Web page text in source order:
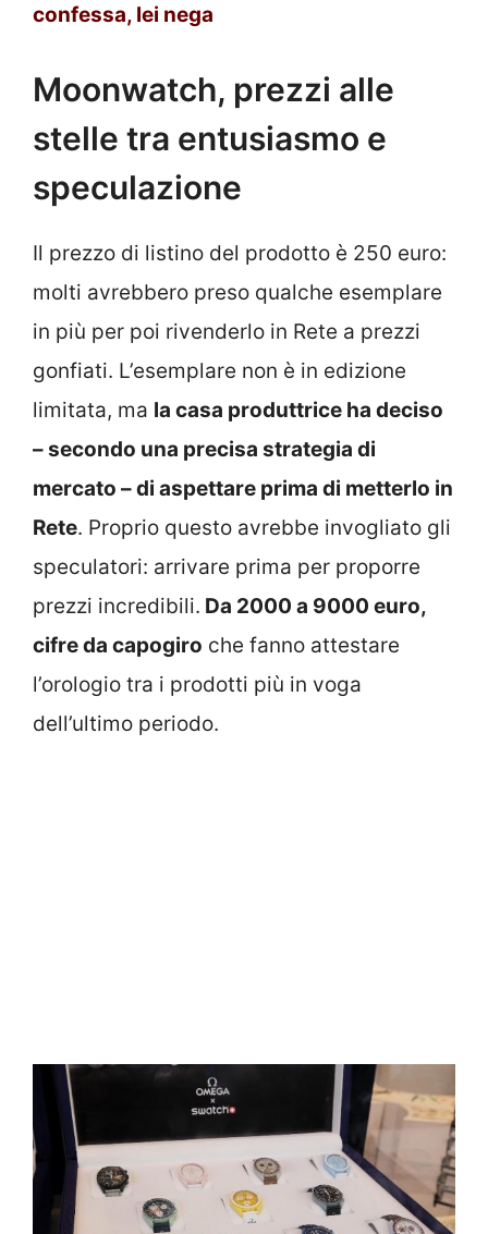
confessa, lei nega
Moonwatch, prezzi alle
stelle tra entusiasmo e
speculazione
Il prezzo di listino del prodotto è 250 euro:
molti avrebbero preso qualche esemplare
in più per poi rivenderlo in Rete a prezzi
gonfiati. L’esemplare non è in edizione
limitata, ma la casa produttrice ha deciso
– secondo una precisa strategia di
mercato – di aspettare prima di metterlo in
Rete. Proprio questo avrebbe invogliato gli
speculatori: arrivare prima per proporre
prezzi incredibili. Da 2000 a 9000 euro,
cifre da capogiro che fanno attestare
l’orologio tra i prodotti più in voga
dell’ultimo periodo.